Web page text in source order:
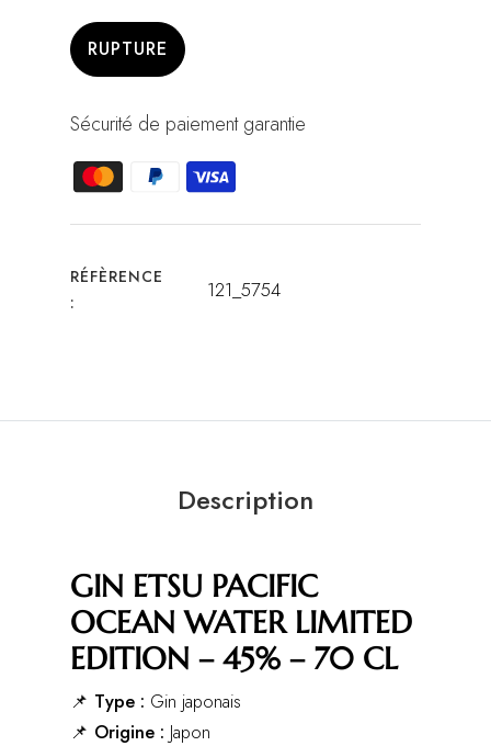
RUPTURE
Sécurité de paiement garantie
RÉFÈRENCE
:
121_5754
Description
GIN ETSU PACIFIC
OCEAN WATER LIMITED
EDITION – 45% – 70 CL
📌 Type : Gin japonais
📌 Origine : Japon